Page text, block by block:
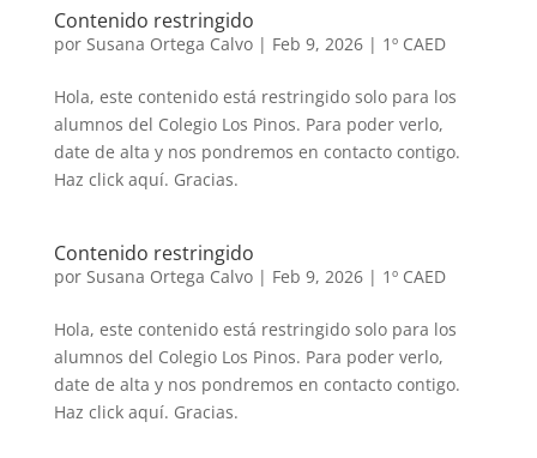
Contenido restringido
por Susana Ortega Calvo| Feb 9, 2026| 1º CAED
Hola, este contenido está restringido solo para los
alumnos del Colegio Los Pinos. Para poder verlo,
date de alta y nos pondremos en contacto contigo.
Haz click aquí. Gracias.
Contenido restringido
por Susana Ortega Calvo| Feb 9, 2026| 1º CAED
Hola, este contenido está restringido solo para los
alumnos del Colegio Los Pinos. Para poder verlo,
date de alta y nos pondremos en contacto contigo.
Haz click aquí. Gracias.